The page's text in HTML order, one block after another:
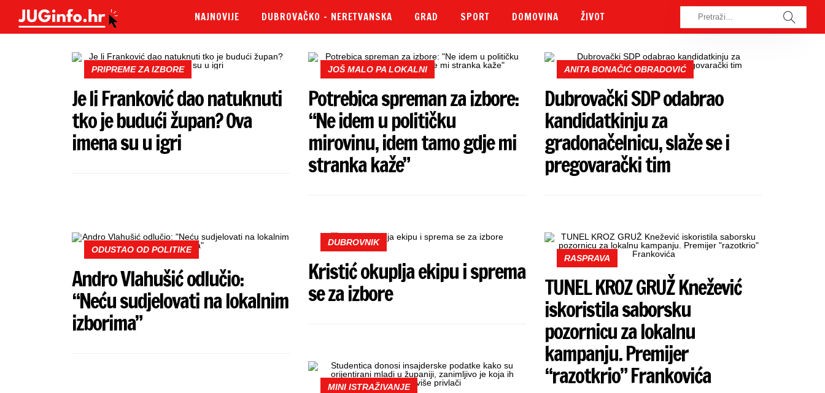
NAJNOVIJE DUBROVAČKO – NERETVANSKA GRAD SPORT DOMOVINA ŽIVOT
PRIPREME ZA IZBORE
Je li Franković dao natuknuti
tko je budući župan? Ova
imena su u igri
JOŠ MALO PA LOKALNI
Potrebica spreman za izbore:
“Ne idem u političku
mirovinu, idem tamo gdje mi
stranka kaže”
ANITA BONAČIĆ OBRADOVIĆ
Dubrovački SDP odabrao
kandidatkinju za
gradonačelnicu, slaže se i
pregovarački tim
RASPRAVA
TUNEL KROZ GRUŽ Knežević
iskoristila saborsku
pozornicu za lokalnu
kampanju. Premijer
“razotkrio” Frankovića
ODUSTAO OD POLITIKE
Andro Vlahušić odlučio:
“Neću sudjelovati na lokalnim
izborima”
DUBROVNIK
Kristić okuplja ekipu i sprema
se za izbore
MINI ISTRAŽIVANJE